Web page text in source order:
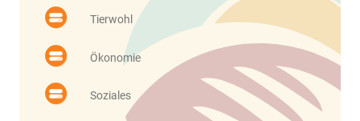
Tierwohl
Ökonomie
Soziales